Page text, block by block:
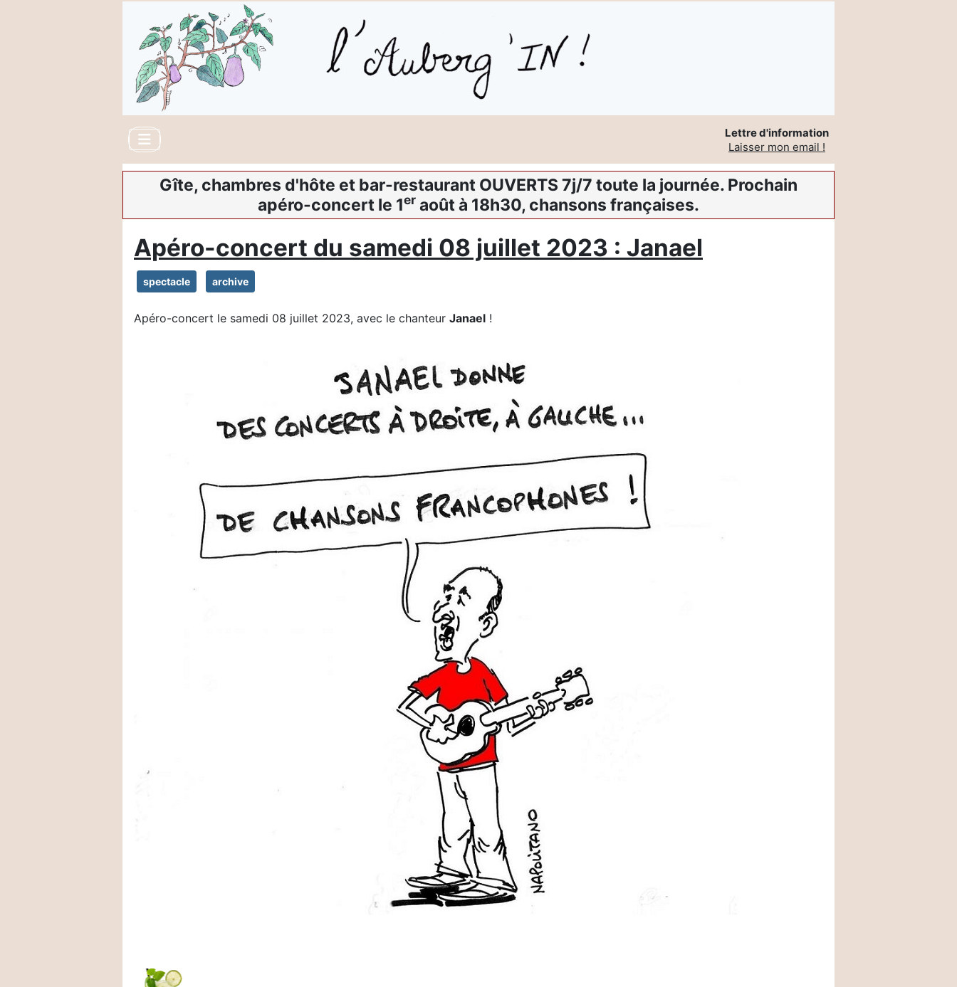
Lettre d'information
Laisser mon email !
Gîte, chambres d'hôte et bar-restaurant OUVERTS 7j/7 toute la journée. Prochain
apéro-concert le 1er août à 18h30, chansons françaises.
Apéro-concert du samedi 08 juillet 2023 : Janael
spectacle archive
Apéro-concert le samedi 08 juillet 2023, avec le chanteur Janael !